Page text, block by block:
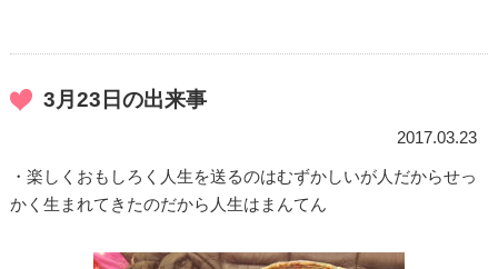
3月23日の出来事
2017.03.23
・楽しくおもしろく人生を送るのはむずかしいが人だからせっ
かく生まれてきたのだから人生はまんてん